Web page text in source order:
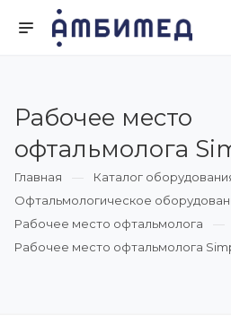
Рабочее место
офтальмолога
Главная
Каталог
Офтальмологическое
Рабочее место офтальмолога
Рабочее место офтальмолога